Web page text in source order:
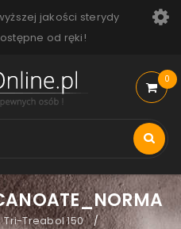
jakości sterydy
od ręki!
0
Tri-Treabol 150 /